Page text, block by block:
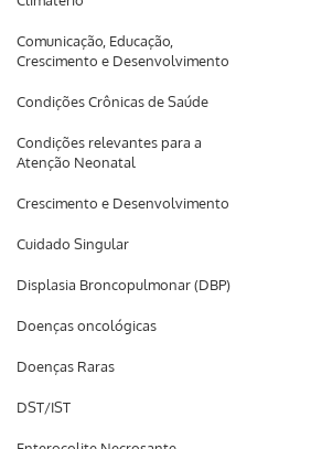
Comunicação, Educação,
Crescimento e Desenvolvimento
Condições Crônicas de Saúde
Condições relevantes para a
Atenção Neonatal
Crescimento e Desenvolvimento
Cuidado Singular
Displasia Broncopulmonar (DBP)
Doenças oncológicas
Doenças Raras
DST/IST